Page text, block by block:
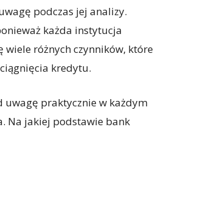
podczas jej analizy.
każda instytucja
różnych czynników, które
kredytu.
uwagę praktycznie w każdym
Na jakiej podstawie bank